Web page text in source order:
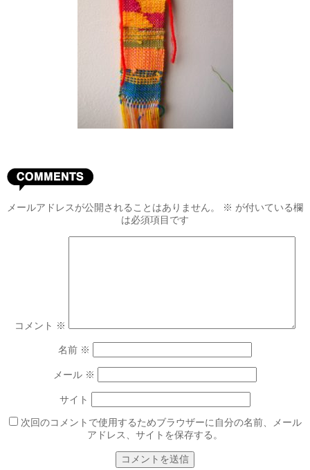
メールアドレスが公開されることはありません。 ※ が付いている欄
は必須項目です
コメント ※
名前 ※
メール ※
サイト
次回のコメントで使用するためブラウザーに自分の名前、メール
アドレス、サイトを保存する。